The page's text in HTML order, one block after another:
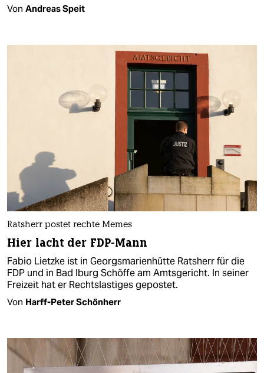
Von Andreas Speit
Ratsherr postet rechte Memes
Hier lacht der FDP-Mann
Fabio Lietzke ist in Georgsmarienhütte Ratsherr für die
FDP und in Bad Iburg Schöffe am Amtsgericht. In seiner
Freizeit hat er Rechtslastiges gepostet.
Von Harff-Peter Schönherr